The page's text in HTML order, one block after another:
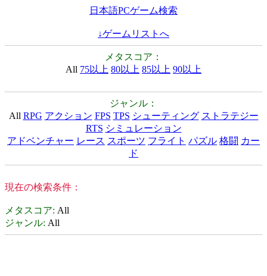
日本語PCゲーム検索
↓ゲームリストへ
メタスコア：
All 75以上 80以上 85以上 90以上
ジャンル：
All RPG アクション FPS TPS シューティング ストラテジー
RTS シミュレーション
アドベンチャー レース スポーツ フライト パズル 格闘 カー
ド
現在の検索条件：
メタスコア: All
ジャンル: All